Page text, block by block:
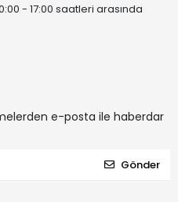
- 17:00 saatleri arasında
e-posta ile haberdar
Gönder